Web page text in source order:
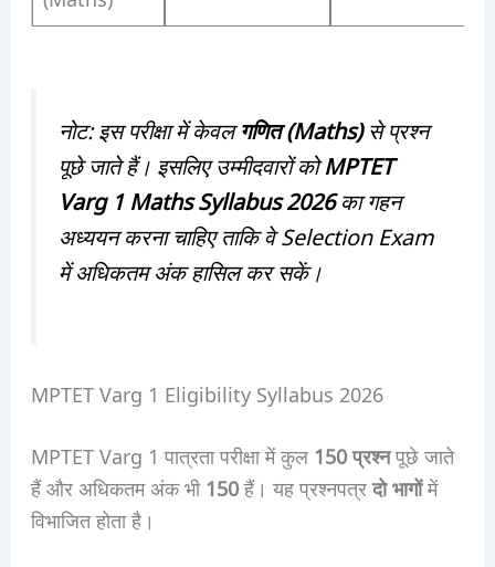
नोट: इस परीक्षा में केवलगणित (Maths)से प्रश्न
पूछे जाते हैं। इसलिए उम्मीदवारों कोMPTET
Varg 1 Maths Syllabus 2026का गहन
अध्ययन करना चाहिए ताकि वे Selection Exam
में अधिकतम अंक हासिल कर सकें।
MPTET Varg 1 Eligibility Syllabus 2026
MPTET Varg 1 पात्रता परीक्षा में कुल 150 प्रश्नपूछे जाते
हैं और अधिकतम अंक भी150हैं। यह प्रश्नपत्रदो भागोंमें
विभाजित होता है।